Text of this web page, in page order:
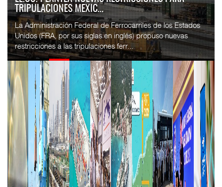
TRIPULACIONES MEXIC...
La Administración Federal de Ferrocarriles de los Estados
Unidos (FRA, por sus siglas en inglés) propuso nuevas
restricciones a las tripulaciones ferr...